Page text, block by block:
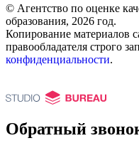
© Агентство по оценке
образования, 2026 год.
Копирование материалов
правообладателя строго
конфиденциальности.
Обратный